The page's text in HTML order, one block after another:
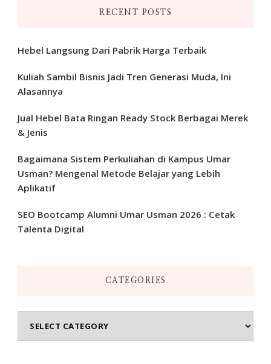
RECENT POSTS
Hebel Langsung Dari Pabrik Harga Terbaik
Kuliah Sambil Bisnis Jadi Tren Generasi Muda, Ini
Alasannya
Jual Hebel Bata Ringan Ready Stock Berbagai Merek
& Jenis
Bagaimana Sistem Perkuliahan di Kampus Umar
Usman? Mengenal Metode Belajar yang Lebih
Aplikatif
SEO Bootcamp Alumni Umar Usman 2026 : Cetak
Talenta Digital
CATEGORIES